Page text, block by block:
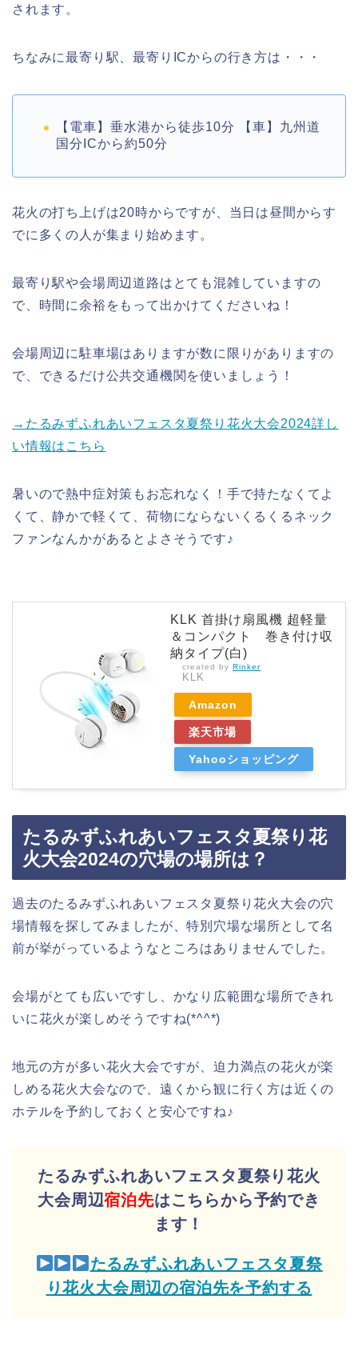
されます。
ちなみに最寄り駅、最寄りICからの行き方は・・・
【電車】垂水港から徒歩10分 【車】九州道
国分ICから約50分
花火の打ち上げは20時からですが、当日は昼間からす
でに多くの人が集まり始めます。
最寄り駅や会場周辺道路はとても混雑していますの
で、時間に余裕をもって出かけてくださいね！
会場周辺に駐車場はありますが数に限りがありますの
で、できるだけ公共交通機関を使いましょう！
→たるみずふれあいフェスタ夏祭り花火大会2024詳し
い情報はこちら
暑いので熱中症対策もお忘れなく！手で持たなくてよ
くて、静かで軽くて、荷物にならないくるくるネック
ファンなんかがあるとよさそうです♪
KLK 首掛け扇風機 超軽量
＆コンパクト 巻き付け収
納タイプ(白)
created by Rinker
KLK
Amazon
楽天市場
Yahooショッピング
たるみずふれあいフェスタ夏祭り花
火大会2024の穴場の場所は？
過去のたるみずふれあいフェスタ夏祭り花火大会の穴
場情報を探してみましたが、特別穴場な場所として名
前が挙がっているようなところはありませんでした。
会場がとても広いですし、かなり広範囲な場所できれ
いに花火が楽しめそうですね(*^^*)
地元の方が多い花火大会ですが、迫力満点の花火が楽
しめる花火大会なので、遠くから観に行く方は近くの
ホテルを予約しておくと安心ですね♪
たるみずふれあいフェスタ夏祭り花火
大会周辺宿泊先はこちらから予約でき
ます！
たるみずふれあいフェスタ夏祭
り花火大会周辺の宿泊先を予約する